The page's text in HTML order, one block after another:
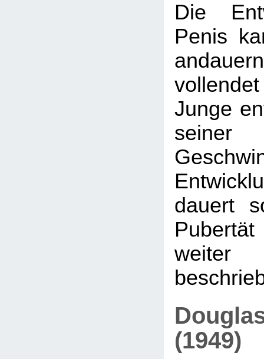
Die
Penis
Junge
seiner
dauert
(1949)